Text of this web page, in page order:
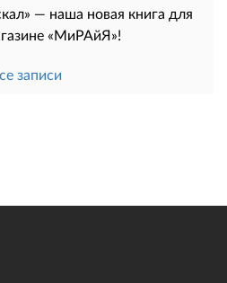
— наша новая книга для
«МиРАйЯ»!
записи